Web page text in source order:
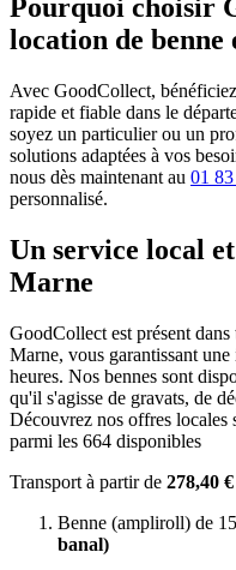
Pourquoi choisir
location de benne
Avec GoodCollect,
rapide et fiable dans le
soyez un particulier ou un
solutions adaptées à vos
nous dès maintenant au 01
personnalisé.
Un service local
Marne
GoodCollect est présent
Marne, vous garantissant
heures. Nos bennes sont
qu'il s'agisse de gravats, de
Découvrez nos offres locales
parmi les 664 disponibles
Transport à partir de 278,40
Benne (ampliroll) de
banal)